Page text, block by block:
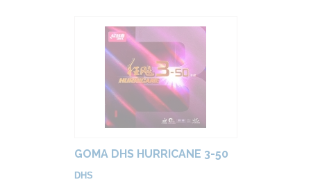
GOMA DHS HURRICANE 3-50
DHS